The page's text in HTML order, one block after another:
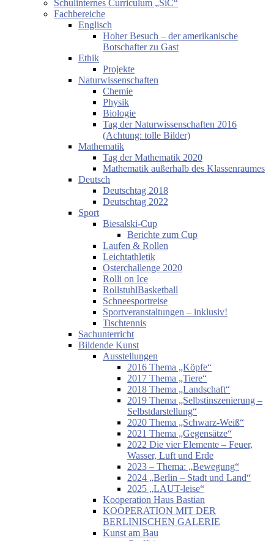
Schulinternes Curriculum „SiC“
Fachbereiche
Englisch
Hoher Besuch – der amerikanische
Botschafter zu Gast
Ethik
Projekte
Naturwissenschaften
Chemie
Physik
Biologie
Tag der Naturwissenschaften 2016
(Achtung: tolle Bilder)
Mathematik
Tag der Mathematik 2020
Mathematik außerhalb des Klassenraumes
Deutsch
Deutschtag 2018
Deutschtag 2022
Sport
Biesalski-Cup
Berichte zum Cup
Laufen & Rollen
Leichtathletik
Osterchallenge 2020
Rolli on Ice
RollstuhlBasketball
Schneesportreise
Sportveranstaltungen – inklusiv!
Tischtennis
Sachunterricht
Bildende Kunst
Ausstellungen
2016 Thema „Köpfe“
2017 Thema „Tiere“
2018 Thema „Landschaft“
2019 Thema „Selbstinszenierung –
Selbstdarstellung“
2020 Thema „Schwarz-Weiß“
2021 Thema „Gegensätze“
2022 Die vier Elemente – Feuer,
Wasser, Luft und Erde
2023 – Thema: „Bewegung“
2024 „Berlin – Stadt und Land“
2025 „LAUT-leise“
Kooperation Haus Bastian
KOOPERATION MIT DER
BERLINISCHEN GALERIE
Kunst am Bau